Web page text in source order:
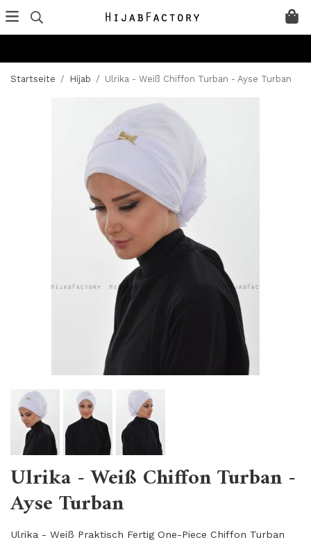
Startseite / Hijab / Ulrika - Weiß Chiffon Turban - Ayse Turban
Ulrika - Weiß Chiffon Turban -
Ayse Turban
Ulrika - Weiß Praktisch Fertig One-Piece Chiffon Turban